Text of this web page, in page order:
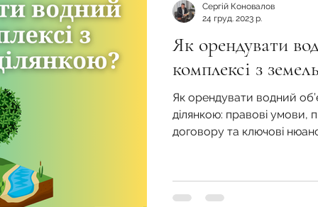
Як орендувати
комплексі з
Як орендувати водний
ділянкою: правові умови,
договору та ключові
Сергій Коновалов
24 груд. 2023 р.